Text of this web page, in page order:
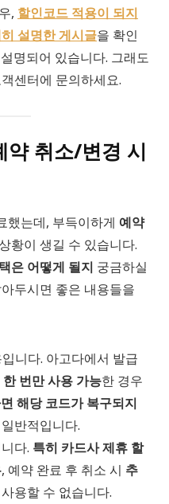
, 할인코드 적용이 되지
설명한 게시글을 확인
명되어 있습니다. 그래도
센터에 문의하세요.
약 취소/변경 시
했는데, 부득이하게 예약
황이 생길 수 있습니다.
은 어떻게 될지 궁금하실
두시면 좋은 내용들을
니다. 아고다에서 발급
한 번만 사용 가능한 경우
해당 코드가 복구되지
반적입니다.
다. 특히 카드사 제휴 할
, 예약 완료 후 취소 시 추
용할 수 없습니다.